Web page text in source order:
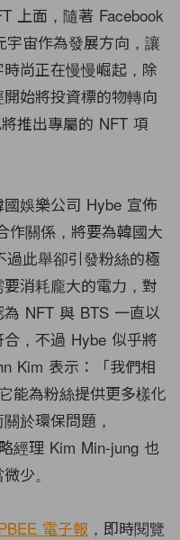
上面，隨著 Facebook
宙作為發展方向，讓
尚正在慢慢崛起，除
始將投資標的物轉向
推出專屬的 NFT 項
娛樂公司 Hybe 宣佈
作關係，將要為韓國大
此舉卻引發粉絲的極
消耗龐大的電力，對
NFT 與 BTS 一直以
，不過 Hybe 似乎將
Kim 表示：「我們相
能為粉絲提供更多樣化
於環保問題，
經理 Kim Min-jung 也
少。
電子報 ，即時閱覽